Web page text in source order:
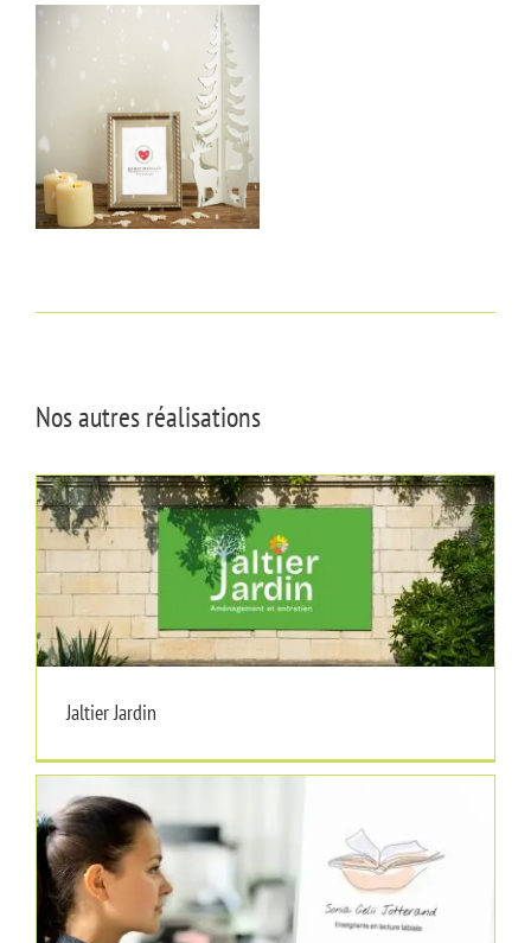
Nos autres réalisations
Jaltier Jardin
Jaltier Jardin
Sonia Celii Jotterand